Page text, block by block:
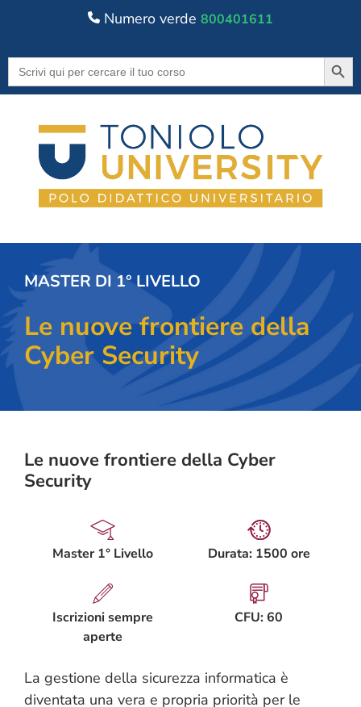
Numero verde 800401611
Search
for:
MASTER DI 1° LIVELLO
Le nuove frontiere della
Cyber Security
Le nuove frontiere della Cyber
Security
Master 1° Livello
Iscrizioni sempre
aperte
Durata: 1500 ore
CFU: 60
La gestione della sicurezza informatica è
diventata una vera e propria priorità per le